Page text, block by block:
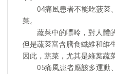
04痛風患者不能吃菠菜
菜。
蔬菜中的嘌呤，對人體的
但是蔬菜富含膳食纖維和維
因此，蔬菜，尤其是綠葉蔬
05痛風患者應該多運動